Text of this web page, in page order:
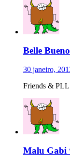
Belle Bueno
30 janeiro,
Friends &
Malu Gabi